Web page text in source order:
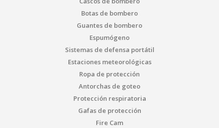
Botas de bombero
Guantes de bombero
Espumógeno
Sistemas de defensa portátil
Estaciones meteorológicas
Ropa de protección
Antorchas de goteo
Protección respiratoria
Gafas de protección
Fire Cam